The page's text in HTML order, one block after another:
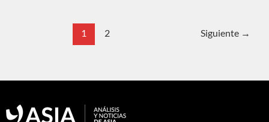
1 2 Siguiente →